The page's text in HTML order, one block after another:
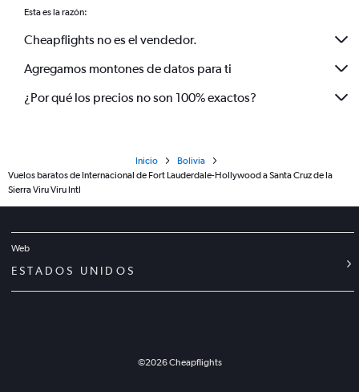
Esta es la razón:
Cheapflights no es el vendedor.
Agregamos montones de datos para ti
¿Por qué los precios no son 100% exactos?
Inicio
Bolivia
Vuelos baratos de Internacional de Fort Lauderdale-Hollywood a Santa Cruz de la
Sierra Viru Viru Intl
Web
ESTADOS UNIDOS
©2026Cheapflights